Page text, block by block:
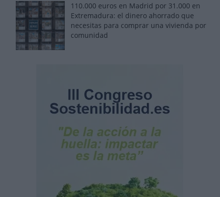
110.000 euros en Madrid por 31.000 en
Extremadura: el dinero ahorrado que
necesitas para comprar una vivienda por
comunidad